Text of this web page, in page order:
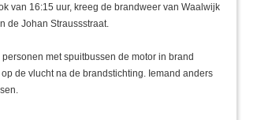
van 16:15 uur, kreeg de brandweer van Waalwijk
de Johan Straussstraat.
met spuitbussen de motor in brand
de vlucht na de brandstichting. Iemand anders